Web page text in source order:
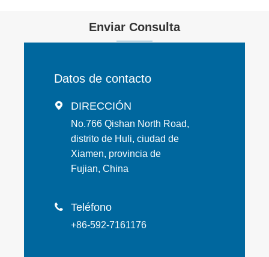
Enviar Consulta
Datos de contacto
 DIRECCIÓN
No.766 Qishan North Road,
distrito de Huli, ciudad de
Xiamen, provincia de
Fujian, China
 Teléfono
+86-592-7161176